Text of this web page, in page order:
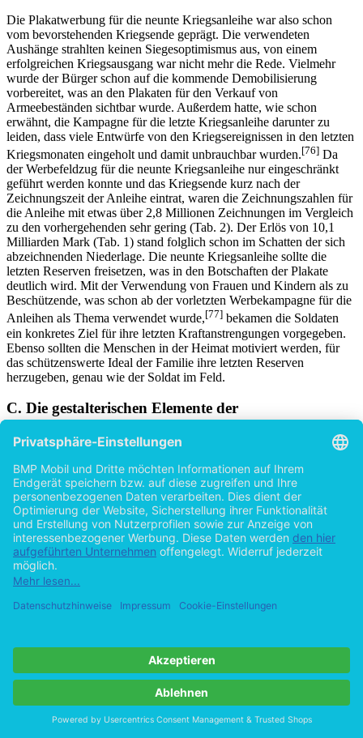
Die Plakatwerbung für die neunte Kriegsanleihe war also schon
vom bevorstehenden Kriegsende geprägt. Die verwendeten
Aushänge strahlten keinen Siegesoptimismus aus, von einem
erfolgreichen Kriegsausgang war nicht mehr die Rede. Vielmehr
wurde der Bürger schon auf die kommende Demobilisierung
vorbereitet, was an den Plakaten für den Verkauf von
Armeebeständen sichtbar wurde. Außerdem hatte, wie schon
erwähnt, die Kampagne für die letzte Kriegsanleihe darunter zu
leiden, dass viele Entwürfe von den Kriegsereignissen in den letzten
Kriegsmonaten eingeholt und damit unbrauchbar wurden.[76] Da
der Werbefeldzug für die neunte Kriegsanleihe nur eingeschränkt
geführt werden konnte und das Kriegsende kurz nach der
Zeichnungszeit der Anleihe eintrat, waren die Zeichnungszahlen für
die Anleihe mit etwas über 2,8 Millionen Zeichnungen im Vergleich
zu den vorhergehenden sehr gering (Tab. 2). Der Erlös von 10,1
Milliarden Mark (Tab. 1) stand folglich schon im Schatten der sich
abzeichnenden Niederlage. Die neunte Kriegsanleihe sollte die
letzten Reserven freisetzen, was in den Botschaften der Plakate
deutlich wird. Mit der Verwendung von Frauen und Kindern als zu
Beschützende, was schon ab der vorletzten Werbekampagne für die
Anleihen als Thema verwendet wurde,[77] bekamen die Soldaten
ein konkretes Ziel für ihre letzten Kraftanstrengungen vorgegeben.
Ebenso sollten die Menschen in der Heimat motiviert werden, für
das schützenswerte Ideal der Familie ihre letzten Reserven
herzugeben, genau wie der Soldat im Feld.
C. Die gestalterischen Elemente der
Propagandamedien Verwendung. So wurden alle Anleiheplakate
ebenfalls als Postkarten gedruckt und ebenso sind viele der
Entwürfe, die für die Plakatwettbewerbe eingereicht worden waren,
als Postkarten realisiert worden.[78]Bilder und Texte der
Anleiheplakate tauchten auch in Zeitungs­anzeigen und Illustrierten
auf. Zum Beispiel enthält das „deutsche illustrierte Arme-Leute-Blatt
‘der Wahre Jacob’“ eine Werbeanzeige für die sechste
Kriegsanleihe, die exakt das Leitplakat von Erler (Abb. 2) für diese
Reichsbank für die Kriegsanleihen wurden Werbeplakate gezeigt,
Wenn man die Motive der deutschen Kriegsanleiheplakate